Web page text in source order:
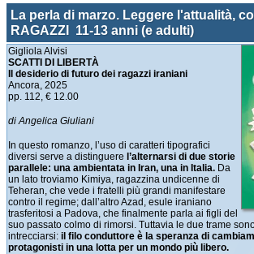
La perla di marzo. Leggere l'attualità,
RAGAZZI 11-13 anni (e adulti)
Gigliola Alvisi
SCATTI DI LIBERTÀ
Il desiderio di futuro dei ragazzi iraniani
Ancora, 2025
pp. 112, € 12.00
di Angelica Giuliani
In questo romanzo, l’uso di caratteri tipografici
diversi serve a distinguere l’alternarsi di due storie
parallele: una ambientata in Iran, una in Italia. Da
un lato troviamo Kimiya, ragazzina undicenne di
Teheran, che vede i fratelli più grandi manifestare
contro il regime; dall’altro Azad, esule iraniano
trasferitosi a Padova, che finalmente parla ai figli del
suo passato colmo di rimorsi. Tuttavia le due trame
intrecciarsi: il filo conduttore è la speranza di
protagonisti in una lotta per un mondo più libero.